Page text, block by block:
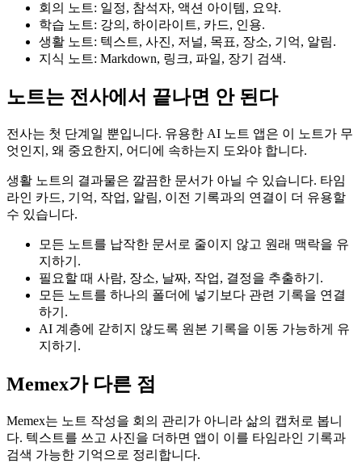
회의 노트: 일정, 참석자, 액션 아이템, 요약.
학습 노트: 강의, 하이라이트, 카드, 인용.
생활 노트: 텍스트, 사진, 저널, 목표, 장소, 기억, 알림.
지식 노트: Markdown, 링크, 파일, 장기 검색.
노트는 전사에서 끝나면 안 된다
전사는 첫 단계일 뿐입니다. 유용한 AI 노트 앱은 이 노트가 무
엇인지, 왜 중요한지, 어디에 속하는지 도와야 합니다.
생활 노트의 결과물은 깔끔한 문서가 아닐 수 있습니다. 타임
라인 카드, 기억, 작업, 알림, 이전 기록과의 연결이 더 유용할
수 있습니다.
모든 노트를 납작한 문서로 줄이지 않고 원래 맥락을 유
지하기.
필요할 때 사람, 장소, 날짜, 작업, 결정을 추출하기.
모든 노트를 하나의 폴더에 넣기보다 관련 기록을 연결
하기.
AI 계층에 갇히지 않도록 원본 기록을 이동 가능하게 유
지하기.
Memex가 다른 점
Memex는 노트 작성을 회의 관리가 아니라 삶의 캡처로 봅니
다. 텍스트를 쓰고 사진을 더하면 앱이 이를 타임라인 기록과
검색 가능한 기억으로 정리합니다.